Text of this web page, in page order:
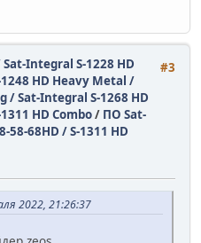
#3
Integral S-1228 HD
HD Heavy Metal /
/ Sat-Integral S-1268 HD
HD Combo/ ПО Sat-
58-68HD / S-1311 HD
2022, 21:26:37